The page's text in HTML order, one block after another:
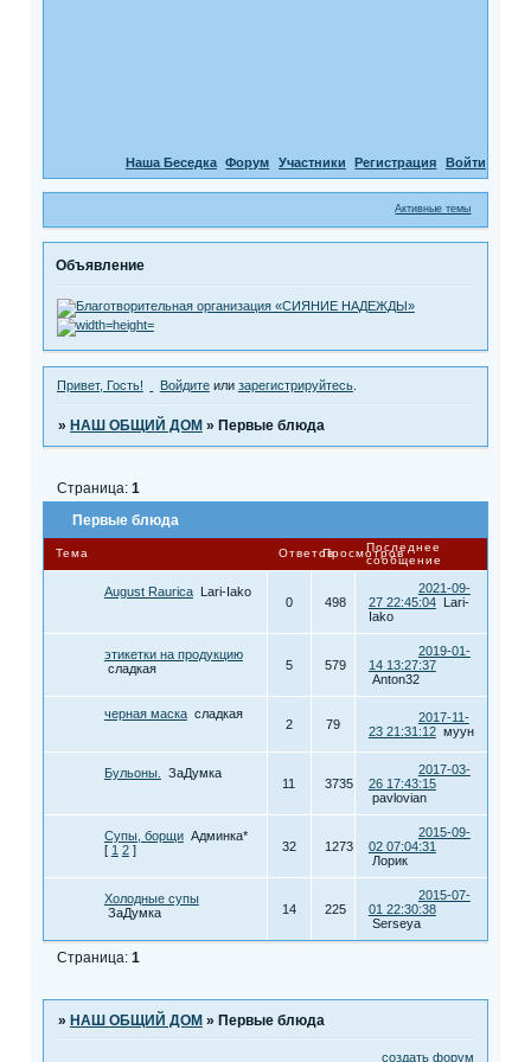
Наша Беседка Форум Участники Регистрация Войти
Активные темы
Объявление
Привет, Гость! Войдитеили зарегистрируйтесь.
» НАШ ОБЩИЙ ДОМ » Первые блюда
Первые блюда
Страница: 1
Тема ОтветовПросмотровПоследнее
сообщение
August Raurica Lari-Iako
0 498
2021-09-
27 22:45:04 Lari-
Iako
этикетки на продукцию
сладкая
5 579
2019-01-
14 13:27:37
Anton32
черная маска сладкая
2 79
2017-11-
23 21:31:12 муун
Бульоны. ЗаДумка
11 3735
2017-03-
26 17:43:15
pavlovian
Супы, борщи Админка*
[ 1 2 ] 32 1273
2015-09-
02 07:04:31
Лорик
Холодные супы
ЗаДумка
14 225
2015-07-
01 22:30:38
Serseya
Страница: 1
» НАШ ОБЩИЙ ДОМ » Первые блюда
создать форум